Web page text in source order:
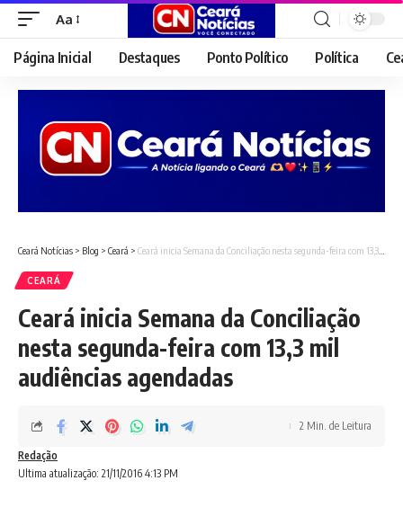
Font
Resizer
Aa
Página Inicial Destaques Ponto Político Política
Ceará Notícias > Blog > Ceará > Ceará inicia Semana da Conciliação nesta segunda-feira com 13,3 mil audiências agendadas
CEARÁ
Ceará inicia Semana da Conciliação
nesta segunda-feira com 13,3 mil
audiências agendadas
Ultima atualização: 21/11/2016 4:13 PM
Redação
2 Min. de Leitura